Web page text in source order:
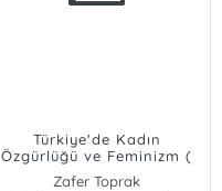
Türkiye'de Kadın
Özgürlüğü ve Feminizm (
1908-1935)
Zafer Toprak